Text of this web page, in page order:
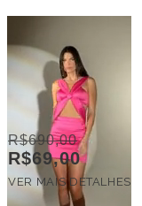
R$690,00
R$69,00
VER MAIS DETALHES